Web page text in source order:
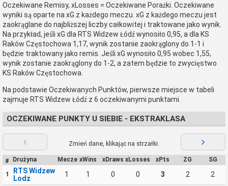
Oczekiwane Remisy, xLosses = Oczekiwane Porażki. Oczekiwane
wyniki są oparte na xG z każdego meczu. xG z każdego meczu jest
zaokrąglane do najbliższej liczby całkowitej i traktowane jako wynik.
Na przykład, jeśli xG dla RTS Widzew Łódź wynosiło 0,95, a dla KS
Raków Częstochowa 1,17, wynik zostanie zaokrąglony do 1-1 i
będzie traktowany jako remis. Jeśli xG wynosiło 0,95 wobec 1,55,
wynik zostanie zaokrąglony do 1-2, a zatem będzie to zwycięstwo
KS Raków Częstochowa.
Na podstawie Oczekiwanych Punktów, pierwsze miejsce w tabeli
zajmuje RTS Widzew Łódź z 6 oczekiwanymi punktami.
OCZEKIWANE PUNKTY U SIEBIE - EKSTRAKLASA
Zmień dane, klikając na strzałki.
# Drużyna Mecze xWins xDraws xLosses xPts ZG SG
1
RTS Widzew
Lodz
1 1 0 0 3 2 2